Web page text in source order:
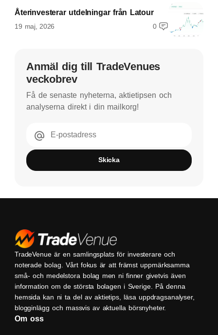
Återinvesterar utdelningar från Latour
19 maj, 2026 0
Anmäl dig till TradeVenues
veckobrev
Få de senaste nyheterna, aktietipsen och
analyserna direkt i din mailkorg!
E-postadress
Skicka
TradeVenue är en samlingsplats för investerare och
noterade bolag. Vårt fokus är att främst uppmärksamma
små- och medelstora bolag men ni finner givetvis även
information om de största bolagen i Sverige. På denna
hemsida kan ni ta del av aktietips, läsa uppdragsanalyser,
blogginlägg och massvis av aktuella börsnyheter.
Om oss